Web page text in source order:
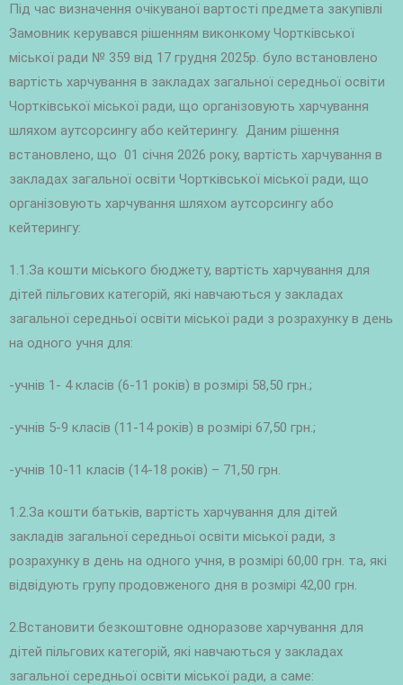
Під час визначення очікуваної вартості предмета закупівлі
Замовник керувався рішенням виконкому Чортківської
міської ради № 359 від 17 грудня 2025р. було встановлено
вартість харчування в закладах загальної середньої освіти
Чортківської міської ради, що організовують харчування
шляхом аутсорсингу або кейтерингу. Даним рішення
встановлено, що 01 січня 2026 року, вартість харчування в
закладах загальної освіти Чортківської міської ради, що
організовують харчування шляхом аутсорсингу або
кейтерингу:
1.1.За кошти міського бюджету, вартість харчування для
дітей пільгових категорій, які навчаються у закладах
загальної середньої освіти міської ради з розрахунку в день
на одного учня для:
-учнів 1- 4 класів (6-11 років) в розмірі 58,50 грн.;
-учнів 5-9 класів (11-14 років) в розмірі 67,50 грн.;
-учнів 10-11 класів (14-18 років) – 71,50 грн.
1.2.За кошти батьків, вартість харчування для дітей
закладів загальної середньої освіти міської ради, з
розрахунку в день на одного учня, в розмірі 60,00 грн. та, які
відвідують групу продовженого дня в розмірі 42,00 грн.
2.Встановити безкоштовне одноразове харчування для
дітей пільгових категорій, які навчаються у закладах
загальної середньої освіти міської ради, а саме: